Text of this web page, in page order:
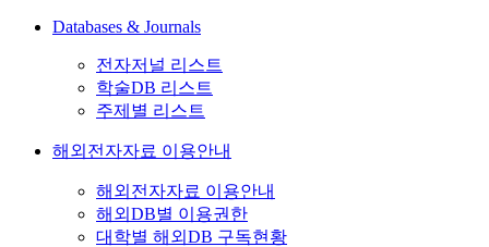
Databases & Journals
전자저널 리스트
학술DB 리스트
주제별 리스트
해외전자자료 이용안내
해외전자자료 이용안내
해외DB별 이용권한
대학별 해외DB 구독현황